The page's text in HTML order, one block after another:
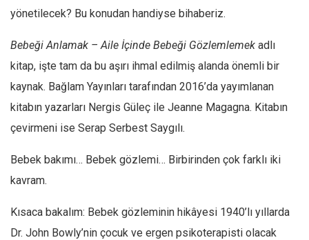
yönetilecek? Bu konudan handiyse bihaberiz.
Bebeği Anlamak – Aile İçinde Bebeği Gözlemlemek adlı
kitap, işte tam da bu aşırı ihmal edilmiş alanda önemli bir
kaynak. Bağlam Yayınları tarafından 2016’da yayımlanan
kitabın yazarları Nergis Güleç ile Jeanne Magagna. Kitabın
çevirmeni ise Serap Serbest Saygılı.
Bebek bakımı… Bebek gözlemi… Birbirinden çok farklı iki
kavram.
Kısaca bakalım: Bebek gözleminin hikâyesi 1940’lı yıllarda
Dr. John Bowly’nin çocuk ve ergen psikoterapisti olacak